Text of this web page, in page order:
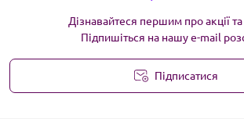
Дізнавайтеся першим про акції
Підпишіться на нашу e-mail
Підписатися